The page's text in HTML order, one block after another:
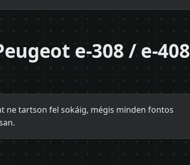
e-308 / e-408
ne tartson fel sokáig, mégis minden fontos